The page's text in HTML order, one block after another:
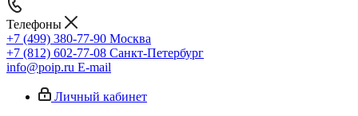
Телефоны
+7 (499) 380-77-90 Москва
+7 (812) 602-77-08 Санкт-Петербург
info@poip.ru E-mail
Личный кабинет